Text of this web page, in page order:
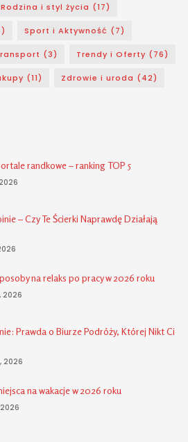
Rodzina i styl życia (17)
Sport i Aktywność (7)
(3) Trendy i Oferty (76)
(11) Zdrowie i uroda (42)
randkowe – ranking TOP 5
– Czy Te Ścierki Naprawdę Działają
na relaks po pracy w 2026 roku
2026
Prawda o Biurze Podróży, Której Nikt Ci
2026
na wakacje w 2026 roku
2026